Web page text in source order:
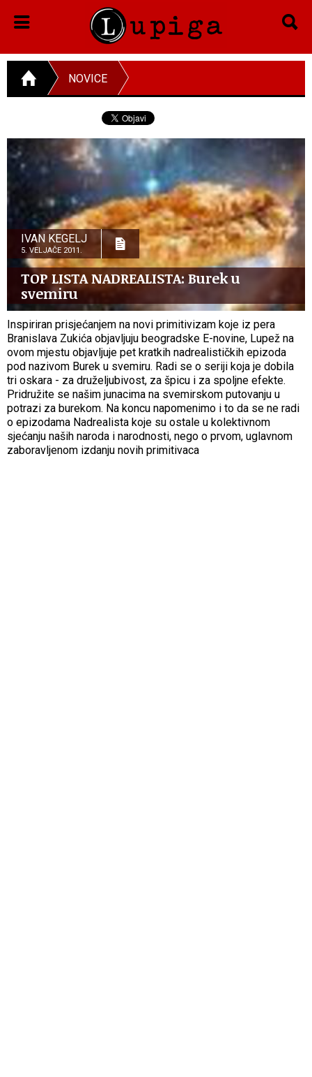
NOVICE
IVAN KEGELJ
5. VELJAČE 2011.
TOP LISTA NADREALISTA: Burek u
svemiru
Inspiriran prisjećanjem na novi primitivizam koje iz pera
Branislava Zukića objavljuju beogradske E-novine, Lupež na
ovom mjestu objavljuje pet kratkih nadrealističkih epizoda
pod nazivom Burek u svemiru. Radi se o seriji koja je dobila
tri oskara - za druželjubivost, za špicu i za spoljne efekte.
Pridružite se našim junacima na svemirskom putovanju u
potrazi za burekom. Na koncu napomenimo i to da se ne radi
o epizodama Nadrealista koje su ostale u kolektivnom
sjećanju naših naroda i narodnosti, nego o prvom, uglavnom
zaboravljenom izdanju novih primitivaca